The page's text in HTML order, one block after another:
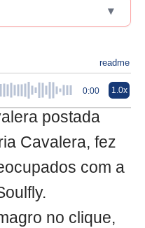
▾
readme
0:00 1.0x
postada
Cavalera, fez
com a
no clique,